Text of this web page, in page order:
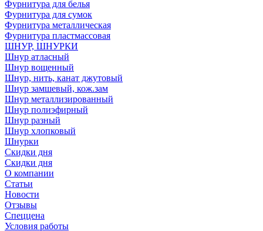
Фурнитура для белья
Фурнитура для сумок
Фурнитура металлическая
Фурнитура пластмассовая
ШНУР, ШНУРКИ
Шнур атласный
Шнур вощенный
Шнур, нить, канат джутовый
Шнур замшевый, кож.зам
Шнур металлизированный
Шнур полиэфирный
Шнур разный
Шнур хлопковый
Шнурки
Скидки дня
Скидки дня
О компании
Статьи
Новости
Отзывы
Спеццена
Условия работы